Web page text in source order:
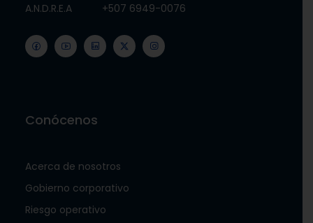
A.N.D.R.E.A
+507 6949-0076
Conócenos
Acerca de nosotros
Gobierno corporativo
Riesgo operativo